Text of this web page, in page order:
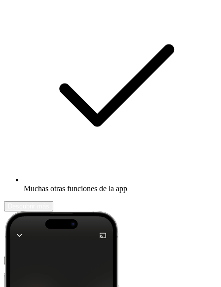
Muchas otras funciones de la app